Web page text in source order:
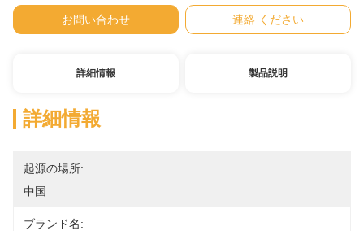
お問い合わせ 連絡 ください
詳細情報 製品説明
詳細情報
起源の場所:
中国
ブランド名: